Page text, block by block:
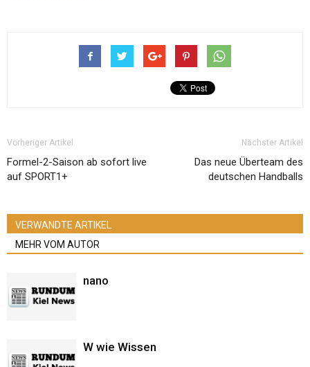
Vorheriger Artikel
Formel-2-Saison ab sofort live
auf SPORT1+
Nächster Artikel
Das neue Überteam des
deutschen Handballs
VERWANDTE ARTIKEL
MEHR VOM AUTOR
nano
W wie Wissen